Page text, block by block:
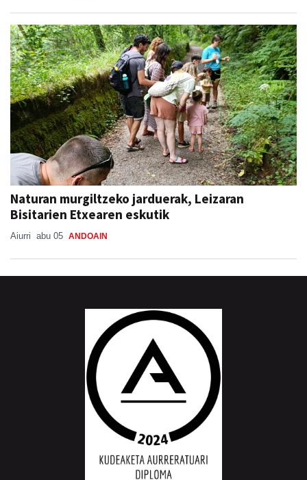
Naturan murgiltzeko jarduerak, Leizaran
Bisitarien Etxearen eskutik
Aiurri abu 05 ANDOAIN